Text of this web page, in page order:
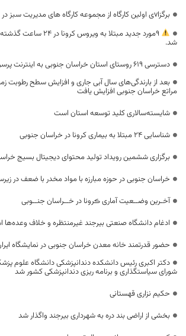
برگزاvی اولین کارگاه از مجموعه کارگاه های مدیریت سبز در دانشگاه بیرجند
۹مورد جدید مبتلا به ویروس
شد.
دسترسی 619 روستای استان خراسان جنوبی به اینترنت پرسرعت
بعد از بارندگی‌های سال آبی جاری و افزایش سطح رطوبت
مراتع خراسان جنوبی افزایش یافت
شایسته‌سالاری کلید توسعه استان است
شناسایی ۲۴ مبتلا به بیماری کرونا در خراسان جنوبی
برگزاری ششمین رویداد تولید محتوای دیجیتال بسیج
خراسان جنوبی در حوزه مبارزه با مواد مخدر با ضعف در
آخـرین وضــعیت آماری ڪرونا در خــراسان جنــوبی
ادغام دانشگاه صنعتی بیرجند غیرمنتظره و خلاف وعده‌ها
حضور قدرتمند خانه معدن خراسان جنوبی در نمایشگاه
دکتر اکبری رئیس دانشکده دندانپزشکی دانشگاه علوم
شورای سیاستگذاری و برنامه ریزی دندانپزشکی کشور شد
حکیم نزاری قهستانی
بخشی از اراضی بند دره به شهرداری بیرجند واگذار شد